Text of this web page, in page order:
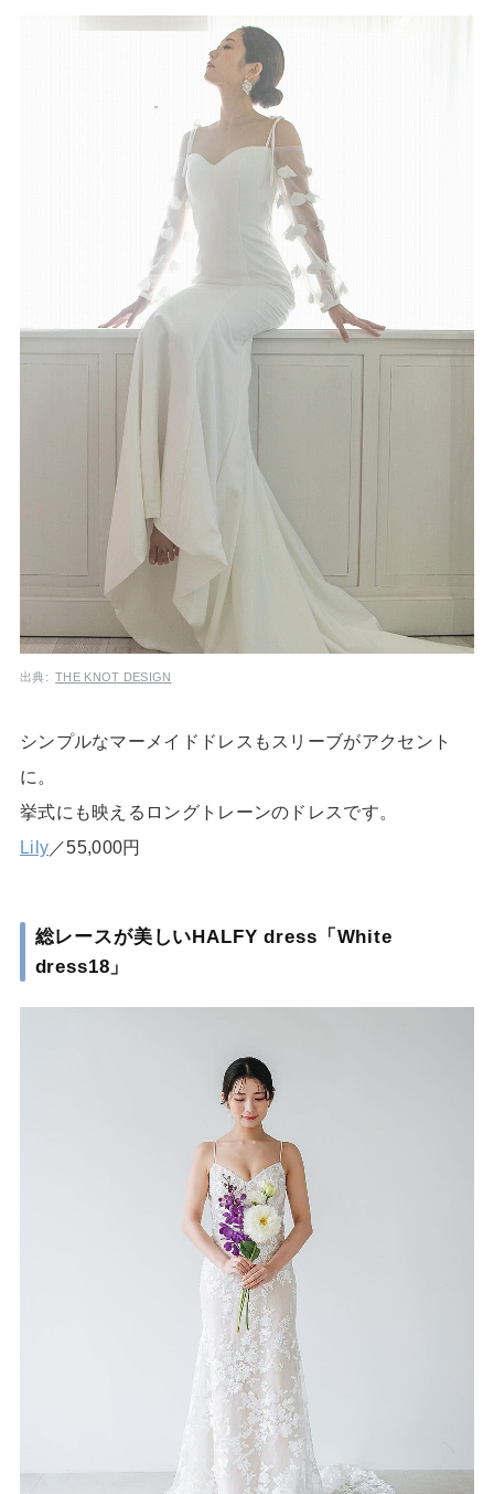
出典: THE KNOT DESIGN
シンプルなマーメイドドレスもスリーブがアクセント
に。
挙式にも映えるロングトレーンのドレスです。
Lily ／55,000円
総レースが美しいHALFY dress「White
dress18」